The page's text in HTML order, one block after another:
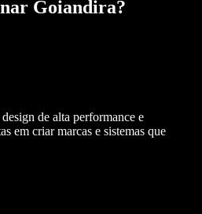
Goiandira?
de alta performance e
em criar marcas e sistemas que